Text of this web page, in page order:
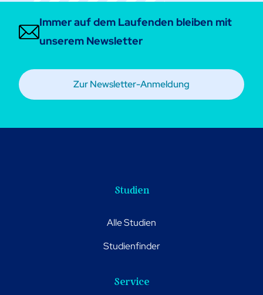
Immer auf dem Laufenden bleiben mit
unserem Newsletter
Zur Newsletter-Anmeldung
Studien
Alle Studien
Studienfinder
Service